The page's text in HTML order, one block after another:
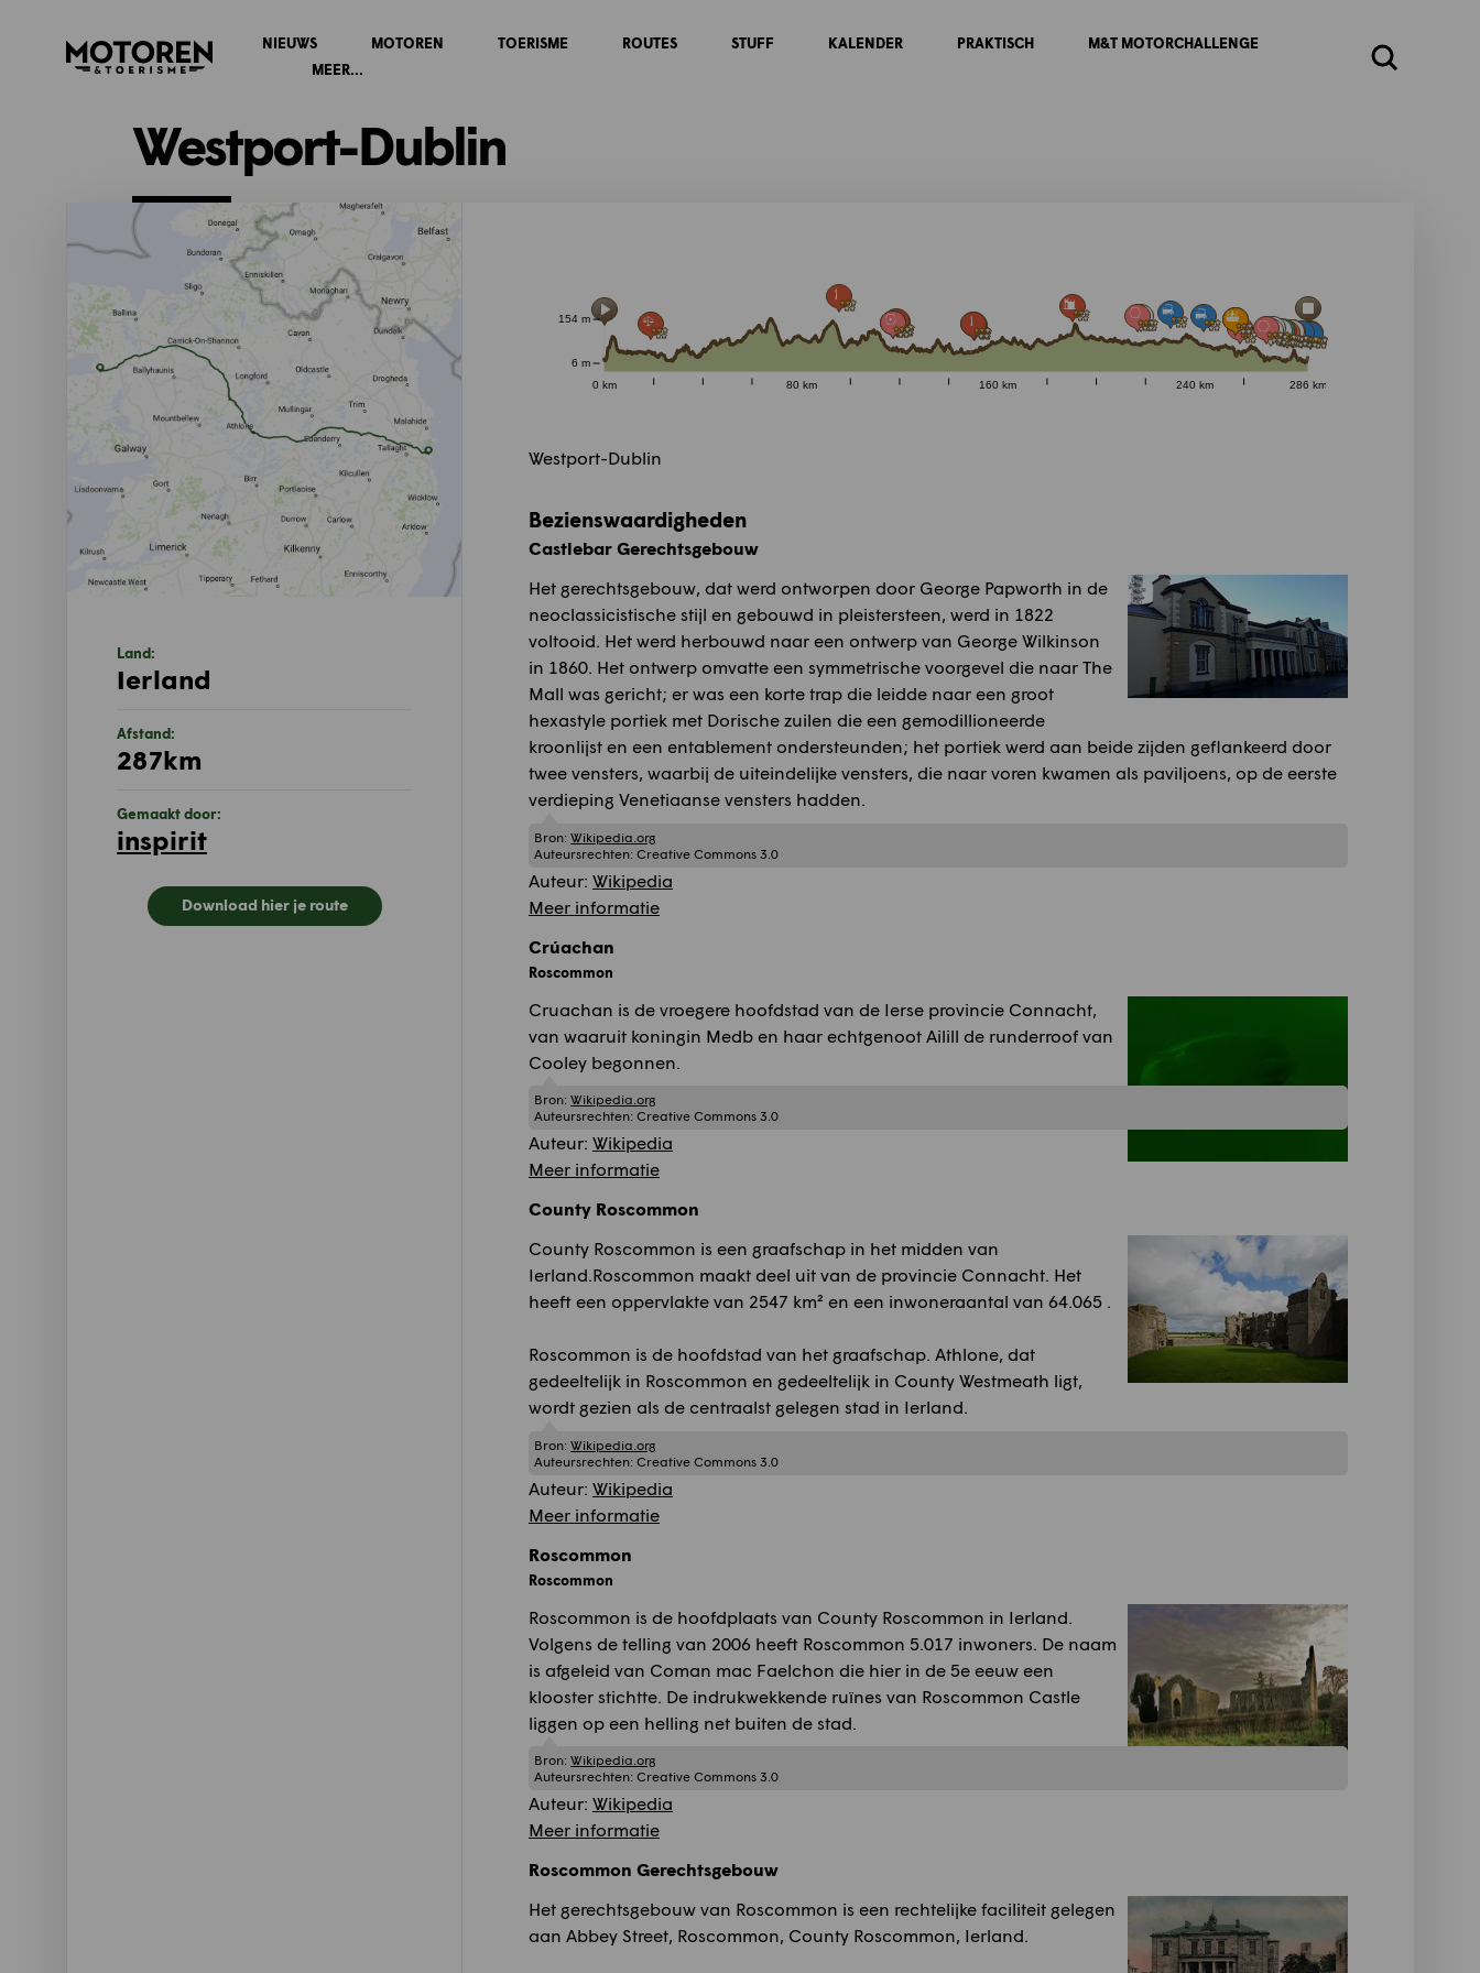
Homepage
NIEUWS MOTOREN TOERISME ROUTES STUFF KALENDER PRAKTISCH
M&T MOTORCHALLENGE
MEER...
Zoeken
Westport-Dublin
0 km 80 km 160 km 240 km 286 km
6 m
154 m
Westport-Dublin
Bezienswaardigheden
Castlebar Gerechtsgebouw
Het gerechtsgebouw, dat werd ontworpen door George Papworth in de
neoclassicistische stijl en gebouwd in pleistersteen, werd in 1822
voltooid. Het werd herbouwd naar een ontwerp van George Wilkinson
in 1860. Het ontwerp omvatte een symmetrische voorgevel die naar The
Mall was gericht; er was een korte trap die leidde naar een groot
hexastyle portiek met Dorische zuilen die een gemodillioneerde
kroonlijst en een entablement ondersteunden; het portiek werd aan beide zijden geflankeerd door
twee vensters, waarbij de uiteindelijke vensters, die naar voren kwamen als paviljoens, op de eerste
verdieping Venetiaanse vensters hadden.
Bron: Wikipedia.org
Auteursrechten: Creative Commons 3.0
Auteur: Wikipedia
Meer informatie
Crúachan
Roscommon
Cruachan is de vroegere hoofdstad van de Ierse provincie Connacht,
van waaruit koningin Medb en haar echtgenoot Ailill de runderroof van
Cooley begonnen.
Bron: Wikipedia.org
Auteursrechten: Creative Commons 3.0
Auteur: Wikipedia
Meer informatie
County Roscommon
County Roscommon is een graafschap in het midden van
Ierland.Roscommon maakt deel uit van de provincie Connacht. Het
heeft een oppervlakte van 2547 km² en een inwoneraantal van 64.065 .
Roscommon is de hoofdstad van het graafschap. Athlone, dat
gedeeltelijk in Roscommon en gedeeltelijk in County Westmeath ligt,
wordt gezien als de centraalst gelegen stad in Ierland.
Bron: Wikipedia.org
Auteursrechten: Creative Commons 3.0
Auteur: Wikipedia
Meer informatie
Roscommon
Roscommon
Roscommon is de hoofdplaats van County Roscommon in Ierland.
Volgens de telling van 2006 heeft Roscommon 5.017 inwoners. De naam
is afgeleid van Coman mac Faelchon die hier in de 5e eeuw een
klooster stichtte. De indrukwekkende ruïnes van Roscommon Castle
liggen op een helling net buiten de stad.
Bron: Wikipedia.org
Auteursrechten: Creative Commons 3.0
Auteur: Wikipedia
Meer informatie
Roscommon Gerechtsgebouw
Het gerechtsgebouw van Roscommon is een rechtelijke faciliteit gelegen
aan Abbey Street, Roscommon, County Roscommon, Ierland.
Land:
Ierland
Afstand:
287km
Gemaakt door:
inspirit
Download hier je route